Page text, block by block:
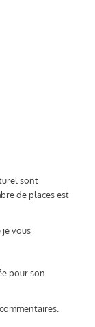
sont
de places est
je vous
pour son